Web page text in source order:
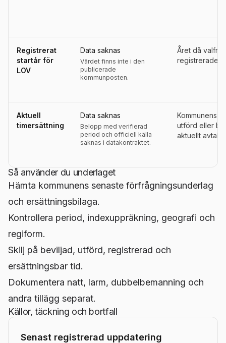
Registrerat
startår för
LOV
Data saknas
Värdet finns inte i den
publicerade
kommunposten.
Året då
registrerades
Aktuell
timersättning
Data saknas
Belopp med verifierad
period och officiell källa
saknas i datakontraktet.
Kommunens
utförd eller
aktuellt
Så använder du underlaget
Hämta kommunens senaste förfrågningsunderlag
och ersättningsbilaga.
Kontrollera period, indexuppräkning, geografi och
regiform.
Skilj på beviljad, utförd, registrerad och
ersättningsbar tid.
Dokumentera natt, larm, dubbelbemanning och
andra tillägg separat.
Källor, täckning och bortfall
Senast registrerad uppdatering